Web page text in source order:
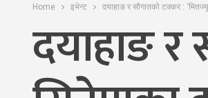
Home इभेन्ट दयाहाङ र सौगातको टक्कर :
दयाहाङ र